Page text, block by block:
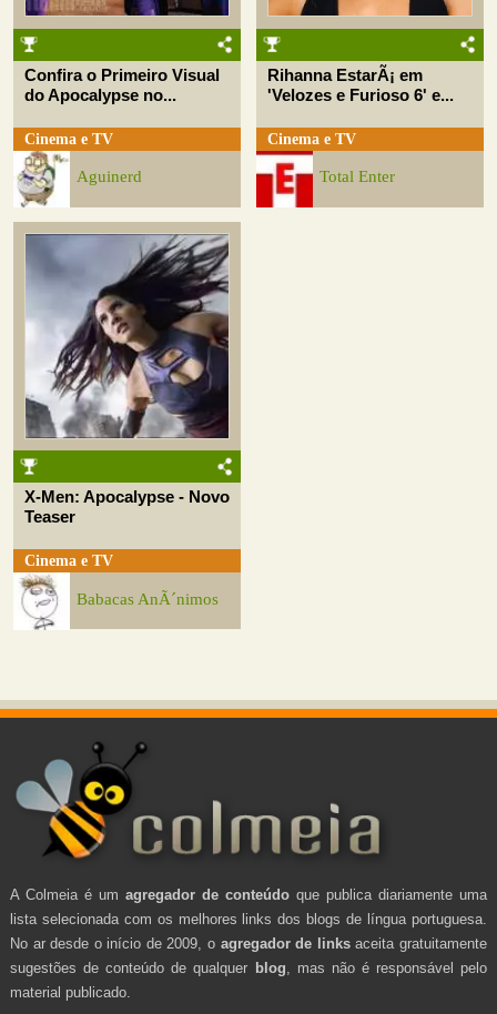
Confira o Primeiro Visual
do Apocalypse no...
Cinema e TV
Aguinerd
Rihanna EstarÃ¡ em
'Velozes e Furioso 6' e...
Cinema e TV
Total Enter
X-Men: Apocalypse - Novo
Teaser
Cinema e TV
Babacas AnÃ´nimos
A Colmeia é um agregador de conteúdo que publica diariamente uma
lista selecionada com os melhores links dos blogs de língua portuguesa.
No ar desde o início de 2009, o agregador de linksaceita gratuitamente
sugestões de conteúdo de qualquer blog , mas não é responsável pelo
material publicado.